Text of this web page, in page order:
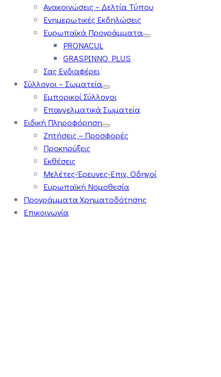
Ανακοινώσεις – Δελτία Τύπου
Ενημερωτικές Εκδηλώσεις
Ευρωπαϊκά Προγράμματα
PRONACUL
GRASPINNO PLUS
Σας Ενδιαφέρει
Σύλλογοι – Σωματεία
Εμπορικοί Σύλλογοι
Επαγγελματικά Σωματεία
Ειδική Πληροφόρηση
Ζητήσεις – Προσφορές
Προκηρύξεις
Εκθέσεις
Μελέτες-Έρευνες-Επιχ. Οδηγοί
Ευρωπαϊκή Νομοθεσία
Προγράμματα Χρηματοδότησης
Επικοινωνία